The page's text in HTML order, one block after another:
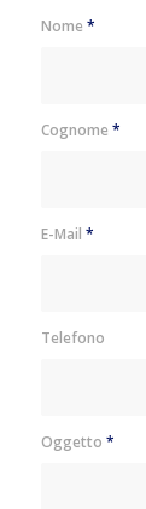
Nome *
Cognome *
E-Mail *
Telefono
Oggetto *